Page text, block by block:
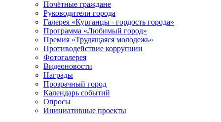
Почётные граждане
Руководители города
Галерея «Курганцы - гордость города»
Программа «Любимый город»
Премия «Трудящаяся молодежь»
Противодействие коррупции
Фотогалерея
Видеоновости
Награды
Прозрачный город
Календарь событий
Опросы
Инициативные проекты